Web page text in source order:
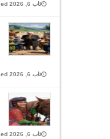
ئاب 6, 2026 Closed
ئاب 6, 2026 Closed
ئاب 6, 2026 Closed